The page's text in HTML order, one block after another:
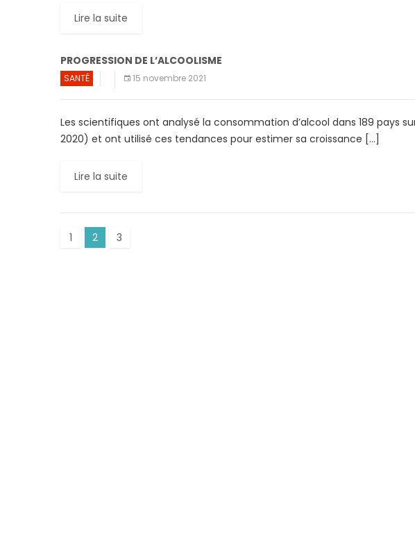
Lire la suite
PROGRESSION DE L’ALCOOLISME
SANTÉ 15 novembre 2021
Les scientifiques ont analysé la consommation d’alcool dans 189 pays
2020) et ont utilisé ces tendances pour estimer sa croissance […]
Lire la suite
1 2 3